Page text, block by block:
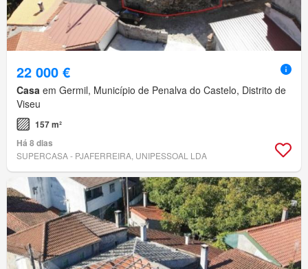
22 000 €
Casa em Germil, Município de Penalva do Castelo, Distrito de
Viseu
157 m²
Há 8 dias
SUPERCASA - PJAFERREIRA, UNIPESSOAL LDA